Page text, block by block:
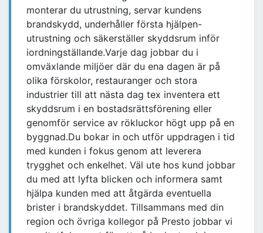
monterar du utrustning, servar kundens
brandskydd, underhåller första hjälpen-
utrustning och säkerställer skyddsrum inför
iordningställande.Varje dag jobbar du i
omväxlande miljöer där du ena dagen är på
olika förskolor, restauranger och stora
industrier till att nästa dag tex inventera ett
skyddsrum i en bostadsrättsförening eller
genomför service av rökluckor högt upp på en
byggnad.Du bokar in och utför uppdragen i tid
med kunden i fokus genom att leverera
trygghet och enkelhet. Väl ute hos kund jobbar
du med att lyfta blicken och informera samt
hjälpa kunden med att åtgärda eventuella
brister i brandskyddet. Tillsammans med din
region och övriga kollegor på Presto jobbar vi